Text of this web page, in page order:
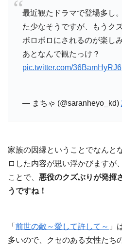
最近観たドラマで登場多し。
た少なそうですが、もうク
ボロボロにされるのが楽しみ
あとなんで観たっけ？
pic.twitter.com/36BamHyRJ6
— まちゃ (@saranheyo_kd)
家族の因縁ということでなんと
ロした内容が思い浮かびますが、
ことで、 悪役のクズぶりが発揮
うですね！
「 前世の敵～愛して許して～ 」
多いので、クセのある女性たち